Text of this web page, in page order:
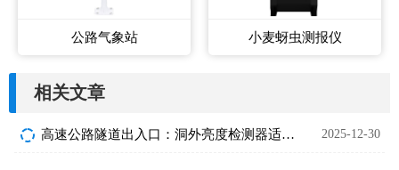
公路气象站 小麦蚜虫测报仪
相关文章
高速公路隧道出入口：洞外亮度检测器适配方案解析 2025-12-30